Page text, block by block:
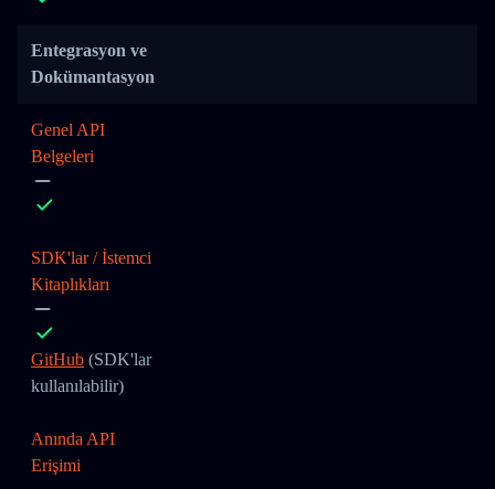
Entegrasyon ve
Dokümantasyon
Genel API
Belgeleri
SDK'lar / İstemci
Kitaplıkları
GitHub (SDK'lar
kullanılabilir)
Anında API
Erişimi